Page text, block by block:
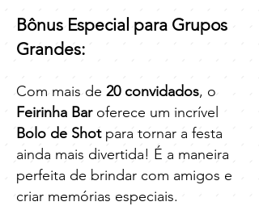
Bônus Especial para Grupos
Grandes:
Com mais de 20 convidados, o
Feirinha Baroferece um incrível
Bolo de Shotpara tornar a festa
ainda mais divertida! É a maneira
perfeita de brindar com amigos e
criar memórias especiais.